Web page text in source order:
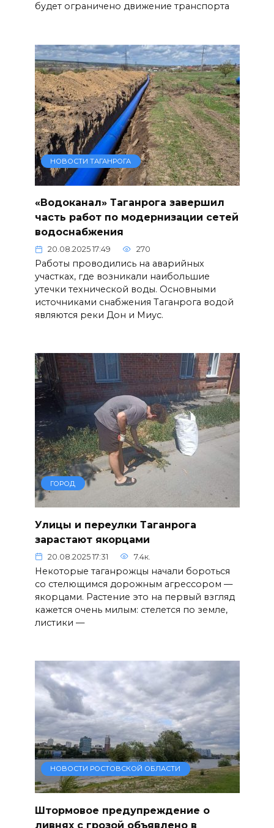
будет ограничено движение транспорта
НОВОСТИ ТАГАНРОГА
«Водоканал» Таганрога завершил
часть работ по модернизации сетей
водоснабжения
20.08.2025 17:49 270
Работы проводились на аварийных
участках, где возникали наибольшие
утечки технической воды. Основными
источниками снабжения Таганрога водой
являются реки Дон и Миус.
ГОРОД
Улицы и переулки Таганрога
зарастают якорцами
20.08.2025 17:31 7.4к.
Некоторые таганрожцы начали бороться
со стелющимся дорожным агрессором —
якорцами. Растение это на первый взгляд
кажется очень милым: стелется по земле,
листики —
НОВОСТИ РОСТОВСКОЙ ОБЛАСТИ
Штормовое предупреждение о
ливнях с грозой объявлено в